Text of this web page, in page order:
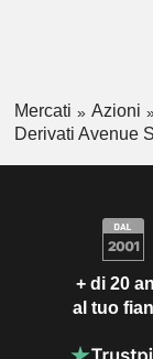
Mercati Azioni
Derivati Avenue
+ di 20
al tuo